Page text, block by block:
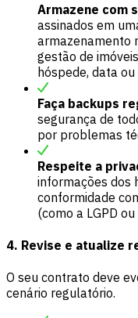
Armazene com
assinados em
armazenamento
gestão de
hóspede, data
Faça backups
segurança de
por problemas
Respeite a
informações dos
conformidade
(como a LGPD ou
4. Revise e atualize
O seu contrato deve
cenário regulatório.